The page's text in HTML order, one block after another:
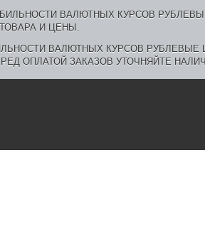
ВАЛЮТНЫХ КУРСОВ РУБЛЕВЫЕ
ОПЛАТОЙ ЗАКАЗОВ УТОЧНЯЙТЕ